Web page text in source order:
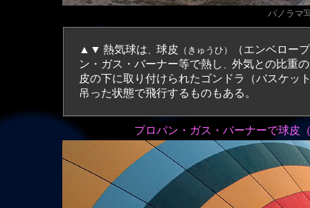
パノラマ
▲▼ 熱気球は、 球皮 （きゅうひ）
（エンベロー
ン・ガス・バーナー等で熱し 、 外気との比重
皮の下に取り付けられたゴンドラ（バスケッ
吊った状態で飛行するものもある。
プロパン・ガス・バーナーで球皮